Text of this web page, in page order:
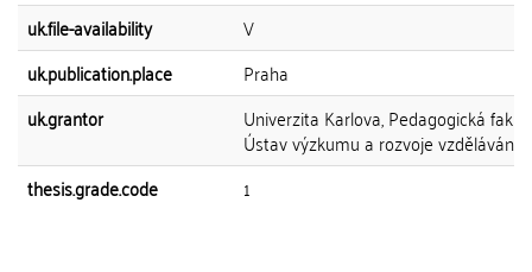
uk.file-availability
V
uk.publication.place
Praha
uk.grantor
Univerzita Karlova, Pedagogická
Ústav výzkumu a rozvoje vzdělávání
thesis.grade.code
1